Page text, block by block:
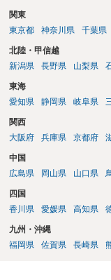
関東
東京都
神奈川県 千葉県
北陸・甲信越
新潟県
長野県 山梨県
東海
愛知県
静岡県 岐阜県
関西
大阪府
兵庫県 京都府
中国
広島県
岡山県 山口県
四国
香川県
愛媛県 高知県
九州・沖縄
福岡県
佐賀県 長崎県